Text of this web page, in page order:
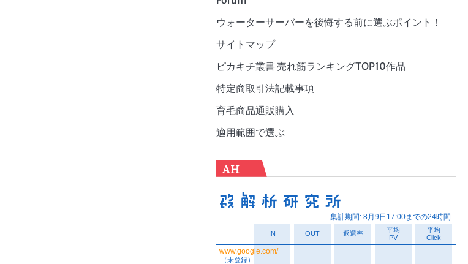
ウォーターサーバーを後悔する前に選ぶポイント！
サイトマップ
ピカキチ叢書 売れ筋ランキングTOP10作品
特定商取引法記載事項
育毛商品通販購入
適用範囲で選ぶ
AH